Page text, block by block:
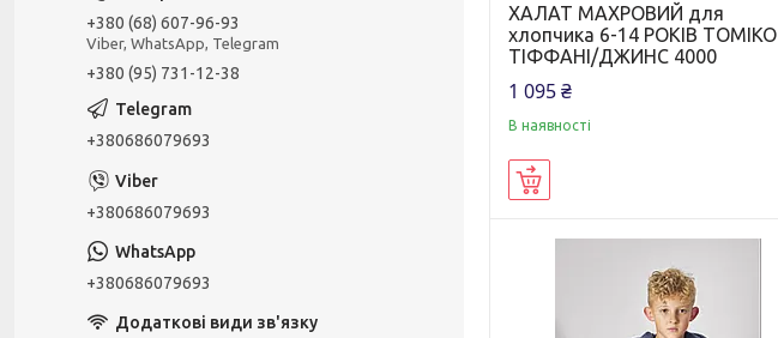
ХАЛАТ МАХРОВИЙ для
хлопчика 6-14 РОКІВ ТОМІКО
ТІФФАНІ/ДЖИНС 4000
1 095 ₴
В наявності
+380 (68) 607-96-93
Viber, WhatsApp, Telegram
+380 (95) 731-12-38
+380686079693
+380686079693
+380686079693